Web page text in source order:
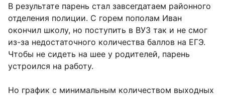
В результате парень стал завсегдатаем районного
отделения полиции. С горем пополам Иван
окончил школу, но поступить в ВУЗ так и не смог
из-за недостаточного количества баллов на ЕГЭ.
Чтобы не сидеть на шее у родителей, парень
устроился на работу.
Но график с минимальным количеством выходных